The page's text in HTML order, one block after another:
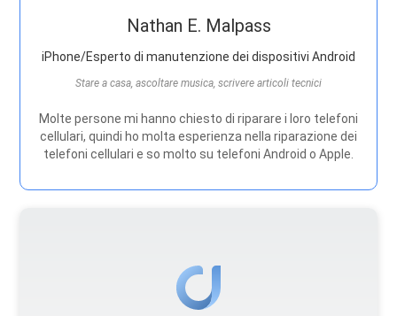
Nathan E. Malpass
iPhone/Esperto di manutenzione dei dispositivi Android
Stare a casa, ascoltare musica, scrivere articoli tecnici
Molte persone mi hanno chiesto di riparare i loro telefoni
cellulari, quindi ho molta esperienza nella riparazione dei
telefoni cellulari e so molto su telefoni Android o Apple.